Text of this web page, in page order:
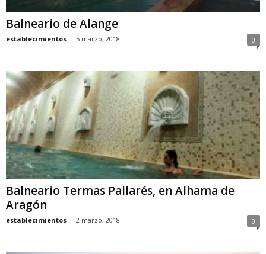
Balneario de Alange
establecimientos - 5 marzo, 2018 0
Balneario Termas Pallarés, en Alhama de
Aragón
establecimientos - 2 marzo, 2018 0